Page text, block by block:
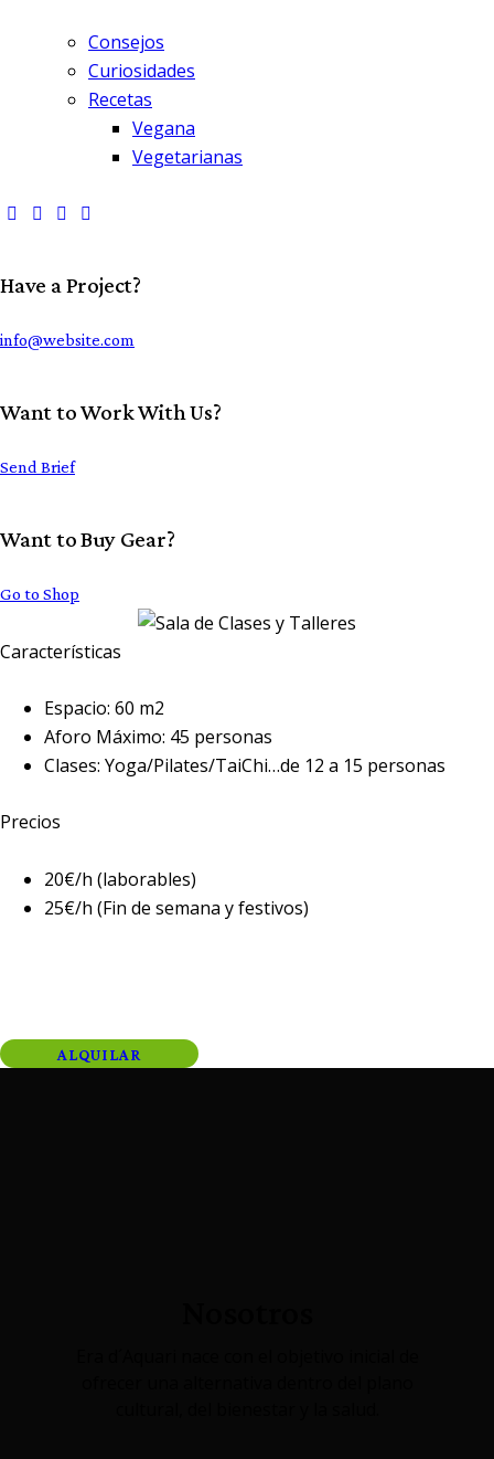
Consejos
Curiosidades
Recetas
Vegana
Vegetarianas
Have a Project?
info@website.com
Want to Work With Us?
Send Brief
Want to Buy Gear?
Go to Shop
Características
Espacio: 60 m2
Aforo Máximo: 45 personas
Clases: Yoga/Pilates/TaiChi…de 12 a 15 personas
Precios
20€/h (laborables)
25€/h (Fin de semana y festivos)
ALQUILAR